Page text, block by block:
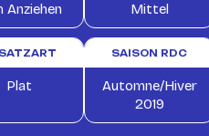
Anziehen Mittel
Plat
SAISON RDC
Automne/Hiver
2019